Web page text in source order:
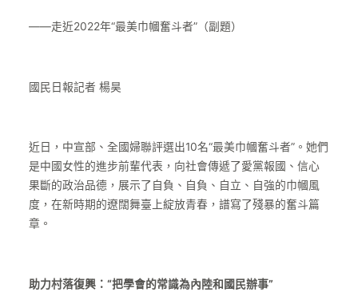
——走近2022年“最美巾幗奮斗者”（副題）
國民日報記者 楊昊
近日，中宣部、全國婦聯評選出10名“最美巾幗奮斗者”。她們
是中國女性的進步前輩代表，向社會傳遞了愛黨報國、信心
果斷的政治品德，展示了自負、自負、自立、自強的巾幗風
度，在新時期的遼闊舞臺上綻放青春，譜寫了殘暴的奮斗篇
章。
助力村落復興：“把學會的常識為內陸和國民辦事”